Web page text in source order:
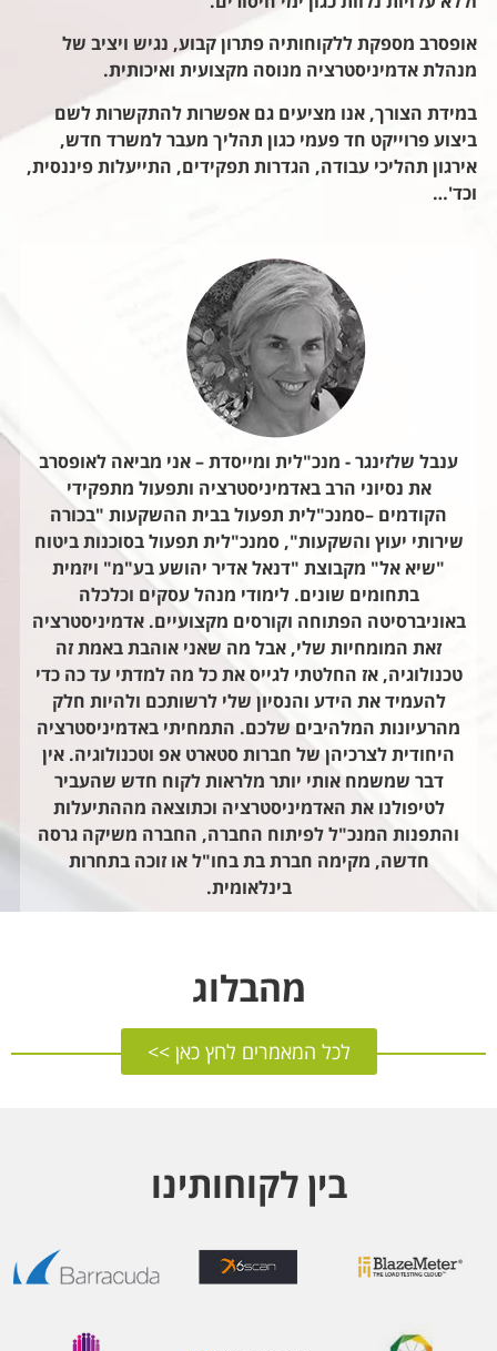
אופסרב מספקת ללקוחותיה פתרון קבוע, נגיש ויציב של
מנהלת אדמיניסטרציה מנוסה מקצועית ואיכותית.
במידת הצורך, אנו מציעים גם אפשרות להתקשרות לשם
ביצוע פרוייקט חד פעמי כגון תהליך מעבר למשרד חדש,
אירגון תהליכי עבודה, הגדרות תפקידים, התייעלות פיננסית,
וכד'…
ענבל שלזינגר - מנכ"לית ומייסדת – אני מביאה לאופסרב
את נסיוני הרב באדמיניסטרציה ותפעול מתפקידי
הקודמים –סמנכ"לית תפעול בבית ההשקעות "בכורה
שירותי יעוץ והשקעות", סמנכ"לית תפעול בסוכנות ביטוח
"שיא אל" מקבוצת "דנאל אדיר יהושע בע"מ" ויזמית
בתחומים שונים. לימודי מנהל עסקים וכלכלה
באוניברסיטה הפתוחה וקורסים מקצועיים. אדמיניסטרציה
זאת המומחיות שלי, אבל מה שאני אוהבת באמת זה
טכנולוגיה, אז החלטתי לגייס את כל מה למדתי עד כה כדי
להעמיד את הידע והנסיון שלי לרשותכם ולהיות חלק
מהרעיונות המלהיבים שלכם. התמחיתי באדמיניסטרציה
היחודית לצרכיהן של חברות סטארט אפ וטכנולוגיה. אין
דבר שמשמח אותי יותר מלראות לקוח חדש שהעביר
לטיפולנו את האדמיניסטרציה וכתוצאה מההתיעלות
והתפנות המנכ"ל לפיתוח החברה, החברה משיקה גרסה
חדשה, מקימה חברת בת בחו"ל או זוכה בתחרות
בינלאומית.
מהבלוג
לכל המאמרים לחץ כאן >>
בין לקוחותינו